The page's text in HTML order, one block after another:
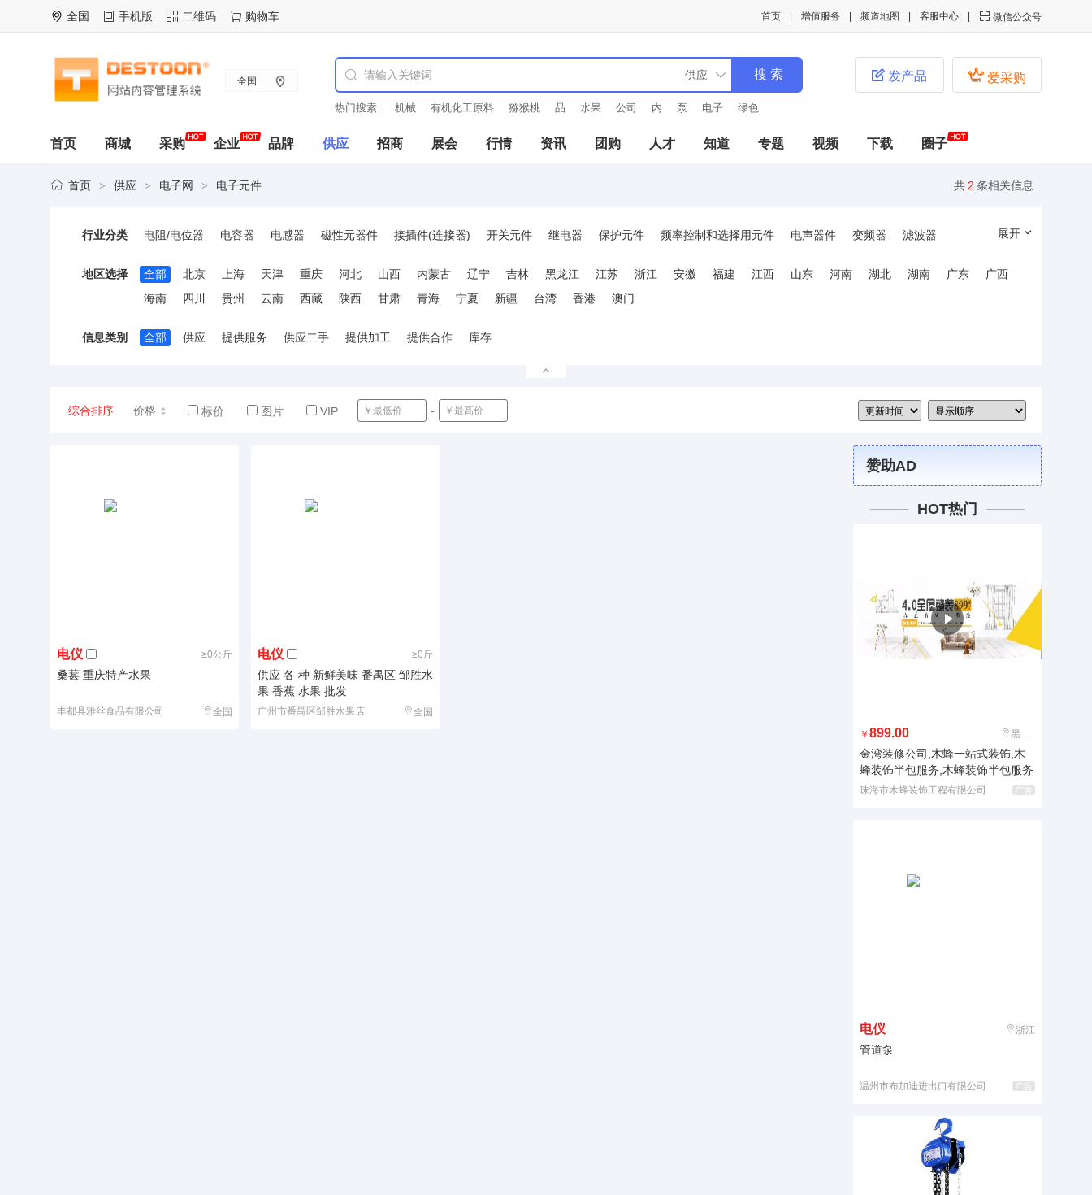
全国 手机版 二维码 购物车  微信公众号
客服中心
频道地图
增值服务
首页
全国
热门搜索: 机械 有机化工原料 猕猴桃 品 水果 公司 内 泵 电子 绿色
 爱采购
 发产品
首页 商城 采购 企业 品牌 供应 招商 展会 行情 资讯 团购 人才 知道 专题 视频 下载 圈子
共 2 条相关信息
首页 > 供应 > 电子网 > 电子元件
行业分类 电阻/电位器 电容器 电感器 磁性元器件 接插件(连接器) 开关元件 继电器 保护元件 频率控制和选择用元件 电声器件 变频器
滤波器
展开
地区选择 全部 北京 上海 天津 重庆 河北 山西 内蒙古 辽宁 吉林 黑龙江 江苏 浙江 安徽 福建 江西 山东 河南 湖北 湖南 广东
广西
海南
四川 贵州 云南 西藏 陕西 甘肃 青海 宁夏 新疆 台湾 香港 澳门
信息类别 全部 供应 提供服务 供应二手 提供加工 提供合作 库存
综合排序 价格 标价 图片 VIP -
电仪 ≥0公斤
桑葚 重庆特产水果
丰都县雅丝食品有限公司 全国
电仪 ≥0斤
供应 各 种 新鲜美味 番禺区 邹胜水
果 香蕉 水果 批发
广州市番禺区邹胜水果店 全国
赞助AD
HOT热门
￥ 899.00 黑龙江
金湾装修公司,木蜂一站式装饰,木
蜂装饰半包服务,木蜂装饰半包服务
珠海市木蜂装饰工程有限公司 广告
电仪 浙江
管道泵
温州市布加迪进出口有限公司 广告